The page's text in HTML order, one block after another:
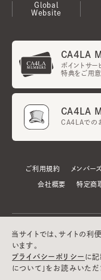
Global
Website
CA4LA
ポイントサー
特典をご用意
CA4LA
CA4LAでの
ご利用規約 メンバー
会社概要 特定商
当サイトでは、サイトの
います。
プライバシーポリシー に記
について」をお読みいただ